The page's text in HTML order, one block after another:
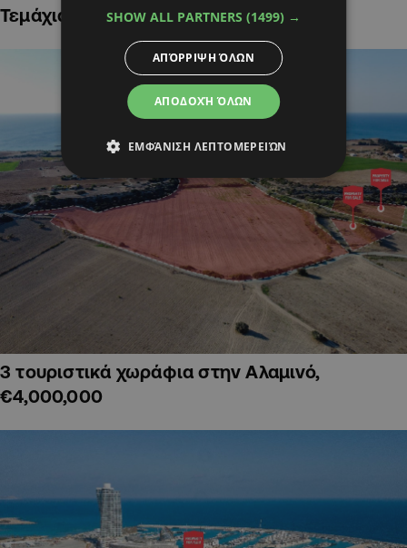
Τεμάχια Γης σε Οικιστικές Περιοχές
3 τουριστικά χωράφια στην Αλαμινό,
€4,000,000
SHOW ALL PARTNERS (1499) →
ΑΠΟΔΟΧΉ ΌΛΩΝ
ΑΠΌΡΡΙΨΗ ΌΛΩΝ
ΕΜΦΆΝΙΣΗ ΛΕΠΤΟΜΕΡΕΙΏΝ